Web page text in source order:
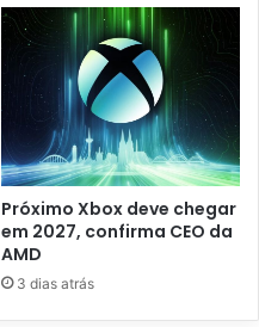
Próximo Xbox deve chegar
em 2027, confirma CEO da
AMD
3 dias atrás